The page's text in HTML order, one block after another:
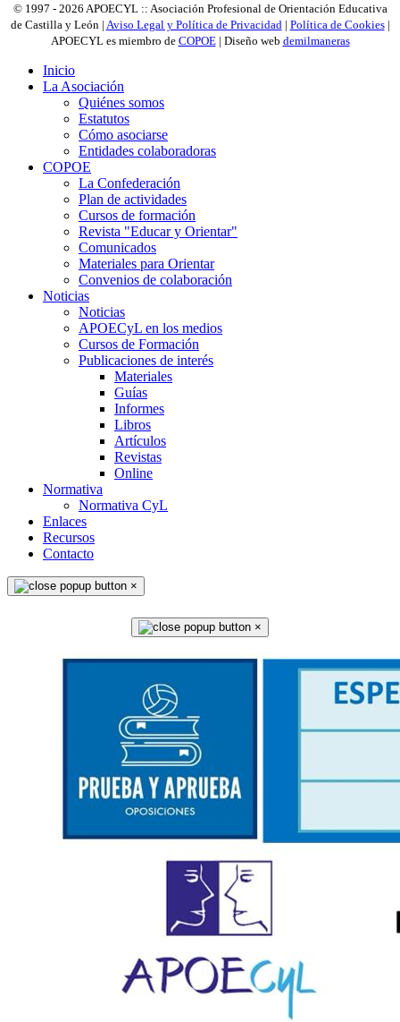
© 1997 - 2026 APOECYL :: Asociación Profesional de Orientación Educativa
de Castilla y León | Aviso Legal y Política de Privacidad | Política de Cookies|
APOECYL es miembro de COPOE| Diseño web demilmaneras
Inicio
La Asociación
Quiénes somos
Estatutos
Cómo asociarse
Entidades colaboradoras
COPOE
La Confederación
Plan de actividades
Cursos de formación
Revista "Educar y Orientar"
Comunicados
Materiales para Orientar
Convenios de colaboración
Noticias
Noticias
APOECyL en los medios
Cursos de Formación
Publicaciones de interés
Materiales
Guías
Informes
Libros
Artículos
Revistas
Online
Normativa
Normativa CyL
Enlaces
Recursos
Contacto
×
×